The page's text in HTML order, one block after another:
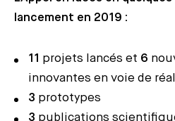
lancement en 2019 :
11 projets lancés et 6
innovantes en voie de
3 prototypes
3 publications